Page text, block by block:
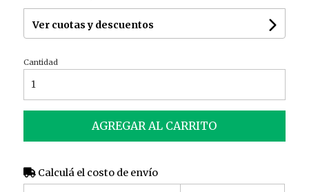
Ver cuotas y descuentos
Cantidad
AGREGAR AL CARRITO
Calculá el costo de envío